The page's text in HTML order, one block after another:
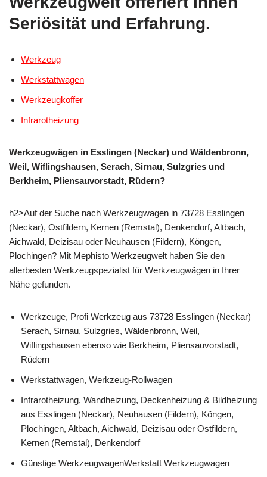
Seriösität und Erfahrung.
Werkzeug
Werkstattwagen
Werkzeugkoffer
Infrarotheizung
Werkzeugwägen in Esslingen (Neckar) und Wäldenbronn,
Weil, Wiflingshausen, Serach, Sirnau, Sulzgries und
Berkheim, Pliensauvorstadt, Rüdern?
h2>Auf der Suche nach Werkzeugwagen in 73728 Esslingen
(Neckar), Ostfildern, Kernen (Remstal), Denkendorf, Altbach,
Aichwald, Deizisau oder Neuhausen (Fildern), Köngen,
Plochingen? Mit Mephisto Werkzeugwelt haben Sie den
allerbesten Werkzeugspezialist für Werkzeugwägen in Ihrer
Nähe gefunden.
Werkzeuge, Profi Werkzeug aus 73728 Esslingen (Neckar) –
Serach, Sirnau, Sulzgries, Wäldenbronn, Weil,
Wiflingshausen ebenso wie Berkheim, Pliensauvorstadt,
Rüdern
Werkstattwagen, Werkzeug-Rollwagen
Infrarotheizung, Wandheizung, Deckenheizung & Bildheizung
aus Esslingen (Neckar), Neuhausen (Fildern), Köngen,
Plochingen, Altbach, Aichwald, Deizisau oder Ostfildern,
Kernen (Remstal), Denkendorf
Günstige WerkzeugwagenWerkstatt Werkzeugwagen